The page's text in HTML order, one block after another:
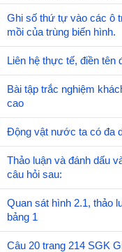
Ghi số thứ tự vào các ô
mồi của trùng biến hình.
Liên hệ thực tế, điền tên
Bài tập trắc nghiệm
cao
Động vật nước ta có đa
Thảo luận và đánh dấu
câu hỏi sau:
Quan sát hình 2.1, thảo
bảng 1
Câu 20 trang 214 SGK